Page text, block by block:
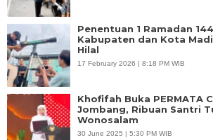
Penentuan 1 Ramadan
Kabupaten dan Kota
Hilal
17 February 2026 | 8:18 PM WIB
Khofifah Buka PERMATA
Jombang, Ribuan Santri
Wonosalam
30 June 2025 | 5:30 PM WIB